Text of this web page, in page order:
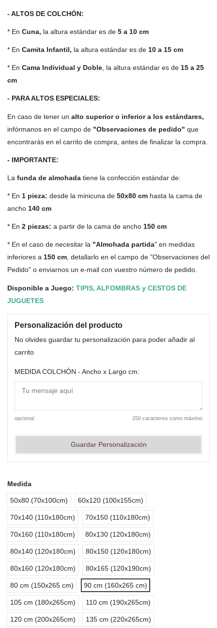
- ALTOS DE COLCHÓN:
* En Cuna, la altura estándar es de 5 a 10 cm
* En Camita Infantil, la altura estándar es de 10 a 15 cm
* En Cama Individual y Doble , la altura estándar es de 15 a 25
cm
- PARA ALTOS ESPECIALES:
En caso de tener un alto superior o inferior a los estándares,
infórmanos en el campo de "Observaciones de pedido" que
encontrarás en el carrito de compra, antes de finalizar la compra.
- IMPORTANTE:
La funda de almohada tiene la confección estándar de:
* En 1 pieza: desde la minicuna de 50x80 cm hasta la cama de
ancho 140 cm
* En 2 piezas: a partir de la cama de ancho 150 cm
* En el caso de necesitar la "Almohada partida" en medidas
inferiores a 150 cm, detallarlo en el campo de "Observaciones del
Pedido" o enviarnos un e-mail con vuestro número de pedido.
Disponible a Juego: TIPIS, ALFOMBRAS y CESTOS DE
JUGUETES
Personalización del producto
No olvides guardar tu personalización para poder añadir al
carrito
MEDIDA COLCHÓN - Ancho x Largo cm:
opcional 250 caracteres como máximo
Guardar Personalización
Medida
50x80 (70x100cm) 60x120 (100x155cm)
70x140 (110x180cm) 70x150 (110x180cm)
70x160 (110x180cm) 80x130 (120x180cm)
80x140 (120x180cm) 80x150 (120x180cm)
80x160 (120x180cm) 80x165 (120x190cm)
80 cm (150x265 cm) 90 cm (160x265 cm)
105 cm (180x265cm) 110 cm (190x265cm)
120 cm (200x265cm) 135 cm (220x265cm)